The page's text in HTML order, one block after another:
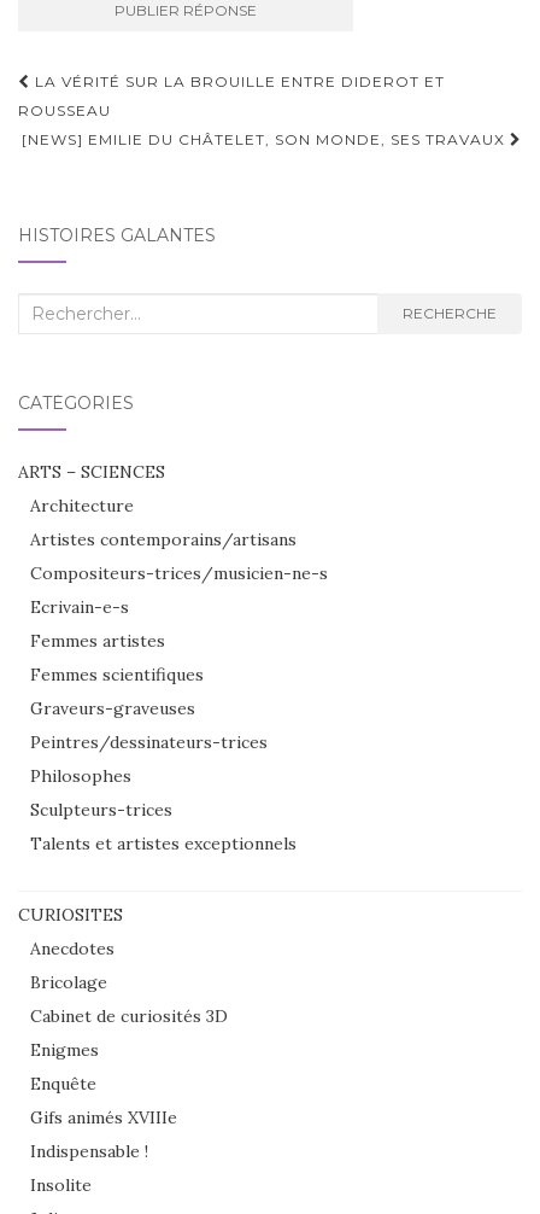
Navigation
d'article
LA VÉRITÉ SUR LA BROUILLE ENTRE DIDEROT ET
ROUSSEAU
[NEWS] EMILIE DU CHÂTELET, SON MONDE, SES TRAVAUX
HISTOIRES GALANTES
Recherche
RECHERCHE
CATÉGORIES
ARTS – SCIENCES
Architecture
Artistes contemporains/artisans
Compositeurs-trices/musicien-ne-s
Ecrivain-e-s
Femmes artistes
Femmes scientifiques
Graveurs-graveuses
Peintres/dessinateurs-trices
Philosophes
Sculpteurs-trices
Talents et artistes exceptionnels
CURIOSITES
Anecdotes
Bricolage
Cabinet de curiosités 3D
Enigmes
Enquête
Gifs animés XVIIIe
Indispensable !
Insolite